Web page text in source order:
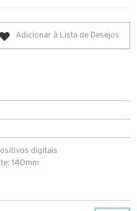
Adicionar à Lista de Desejos
digitais
140mm